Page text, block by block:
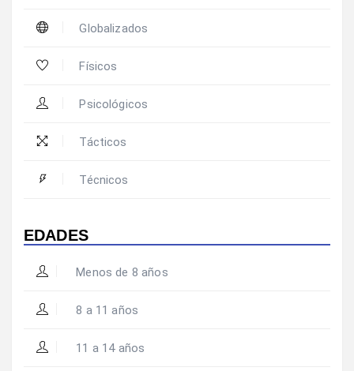
Globalizados
Físicos
Psicológicos
Tácticos
Técnicos
EDADES
Menos de 8 años
8 a 11 años
11 a 14 años